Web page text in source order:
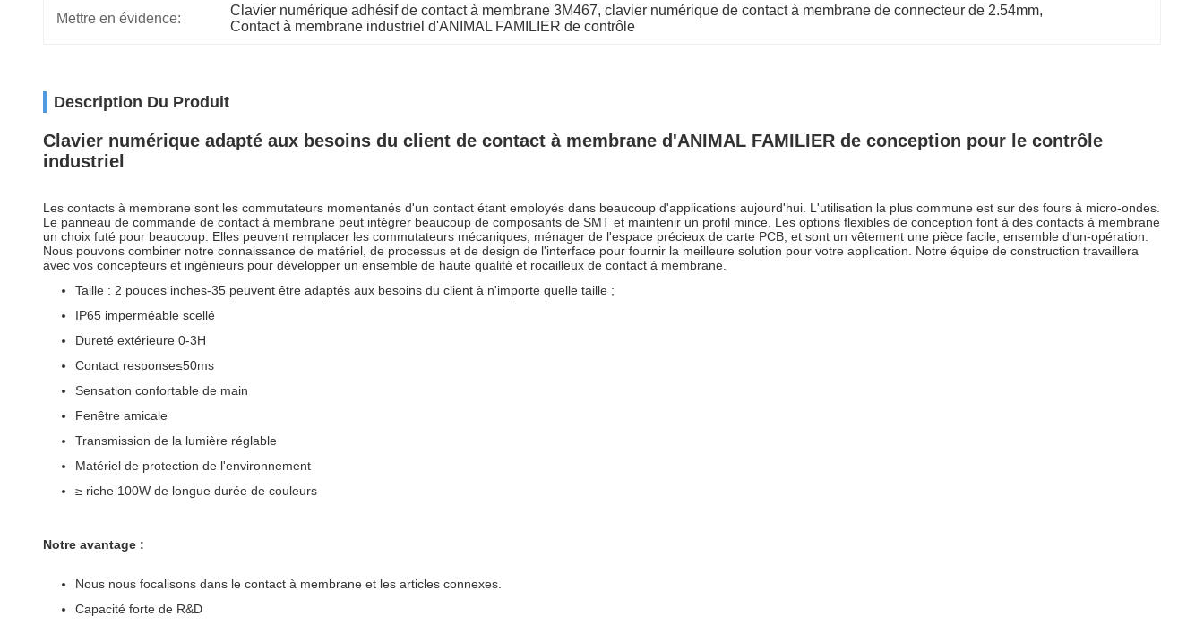
Mettre en évidence:
Clavier numérique adhésif de contact à membrane 3M467, clavier numérique de contact à membrane de connecteur de 2.54mm,
Contact à membrane industriel d'ANIMAL FAMILIER de contrôle
Description Du Produit
Clavier numérique adapté aux besoins du client de contact à membrane d'ANIMAL FAMILIER de conception pour le contrôle
industriel
Les contacts à membrane sont les commutateurs momentanés d'un contact étant employés dans beaucoup d'applications aujourd'hui. L'utilisation la plus commune est sur des fours à micro-ondes.
Le panneau de commande de contact à membrane peut intégrer beaucoup de composants de SMT et maintenir un profil mince. Les options flexibles de conception font à des contacts à membrane
un choix futé pour beaucoup. Elles peuvent remplacer les commutateurs mécaniques, ménager de l'espace précieux de carte PCB, et sont un vêtement une pièce facile, ensemble d'un-opération.
Nous pouvons combiner notre connaissance de matériel, de processus et de design de l'interface pour fournir la meilleure solution pour votre application. Notre équipe de construction travaillera
avec vos concepteurs et ingénieurs pour développer un ensemble de haute qualité et rocailleux de contact à membrane.
Taille : 2 pouces inches-35 peuvent être adaptés aux besoins du client à n'importe quelle taille ;
IP65 imperméable scellé
Dureté extérieure 0-3H
Contact response≤50ms
Sensation confortable de main
Fenêtre amicale
Transmission de la lumière réglable
Matériel de protection de l'environnement
≥ riche 100W de longue durée de couleurs
Notre avantage :
Nous nous focalisons dans le contact à membrane et les articles connexes.
Capacité forte de R&D